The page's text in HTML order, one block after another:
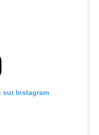
sur Instagram